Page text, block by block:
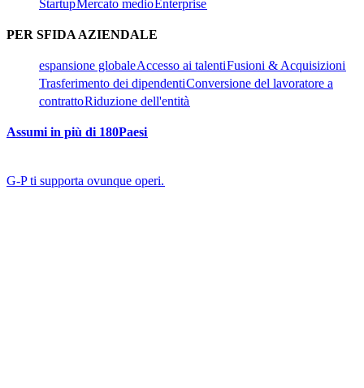
Startup​​Mercato medio​​ Enterprise​​
PER SFIDA AZIENDALE​​
espansione globale​​Accesso ai talenti​​Fusioni & Acquisizioni​​
Trasferimento dei dipendenti​​Conversione del lavoratore a
contratto​​Riduzione dell'entità​​
Assumi in più di 180Paesi​​
G-P ti supporta ovunque operi.​​